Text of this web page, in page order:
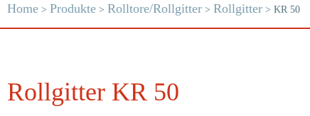
Home > Produkte > Rolltore/Rollgitter > Rollgitter > KR 50
Rollgitter KR 50